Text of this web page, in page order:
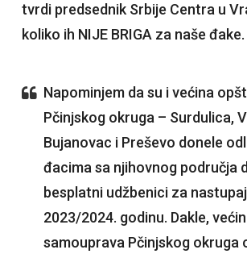
tvrdi predsednik Srbije Centra u
koliko ih NIJE BRIGA za naše đake.
Napominjem da su i većina
Pčinjskog okruga – Surdulica,
Bujanovac i Preševo donele
đacima sa njihovnog područja
besplatni udžbenici za
2023/2024. godinu. Dakle,
samouprava Pčinjskog okruga